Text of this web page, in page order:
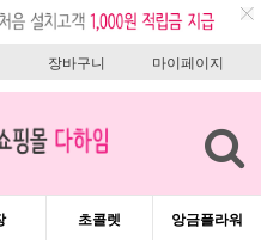
장바구니 마이페이지
초콜렛 앙금플라워